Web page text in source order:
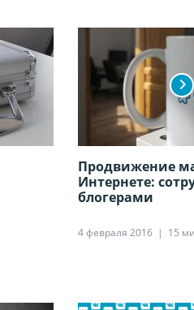
Продвижение
Интернете:
блогерами
4 февраля 2016 15